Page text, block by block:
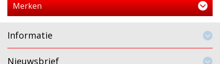
Merken
Informatie
Nieuwsbrief